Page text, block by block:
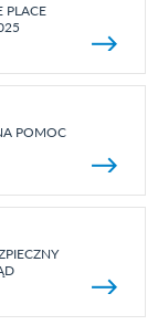
PLACE
POMOC